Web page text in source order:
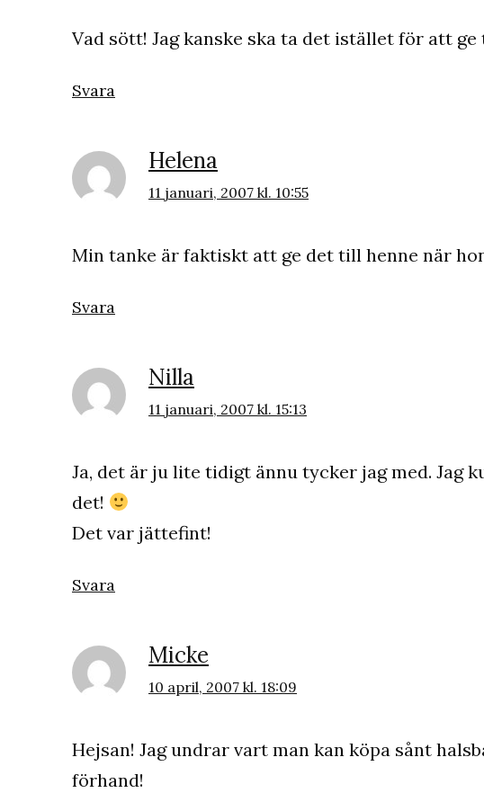
Vad sött! Jag kanske ska ta det istället för att
Svara
Helena
11 januari, 2007 kl. 10:55
Min tanke är faktiskt att ge det till henne när
Svara
Nilla
11 januari, 2007 kl. 15:13
Ja, det är ju lite tidigt ännu tycker jag med. Jag
det!
Det var jättefint!
Svara
Micke
10 april, 2007 kl. 18:09
Hejsan! Jag undrar vart man kan köpa sånt
förhand!